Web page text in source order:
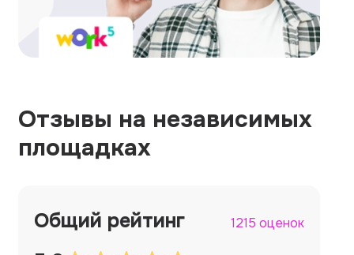
Отзывы на независимых
площадках
Общий рейтинг 1215 оценок